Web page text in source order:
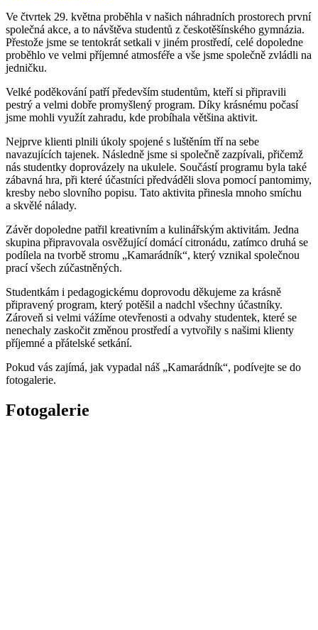
Ve čtvrtek 29. května proběhla v našich náhradních prostorech první
společná akce, a to návštěva studentů z českotěšínského gymnázia.
Přestože jsme se tentokrát setkali v jiném prostředí, celé dopoledne
proběhlo ve velmi příjemné atmosféře a vše jsme společně zvládli na
jedničku.
Velké poděkování patří především studentům, kteří si připravili
pestrý a velmi dobře promyšlený program. Díky krásnému počasí
jsme mohli využít zahradu, kde probíhala většina aktivit.
Nejprve klienti plnili úkoly spojené s luštěním tří na sebe
navazujících tajenek. Následně jsme si společně zazpívali, přičemž
nás studentky doprovázely na ukulele. Součástí programu byla také
zábavná hra, při které účastníci předváděli slova pomocí pantomimy,
kresby nebo slovního popisu. Tato aktivita přinesla mnoho smíchu
a skvělé nálady.
Závěr dopoledne patřil kreativním a kulinářským aktivitám. Jedna
skupina připravovala osvěžující domácí citronádu, zatímco druhá se
podílela na tvorbě stromu „Kamarádník“, který vznikal společnou
prací všech zúčastněných.
Studentkám i pedagogickému doprovodu děkujeme za krásně
připravený program, který potěšil a nadchl všechny účastníky.
Zároveň si velmi vážíme otevřenosti a odvahy studentek, které se
nenechaly zaskočit změnou prostředí a vytvořily s našimi klienty
příjemné a přátelské setkání.
Pokud vás zajímá, jak vypadal náš „Kamarádník“, podívejte se do
fotogalerie.
Fotogalerie